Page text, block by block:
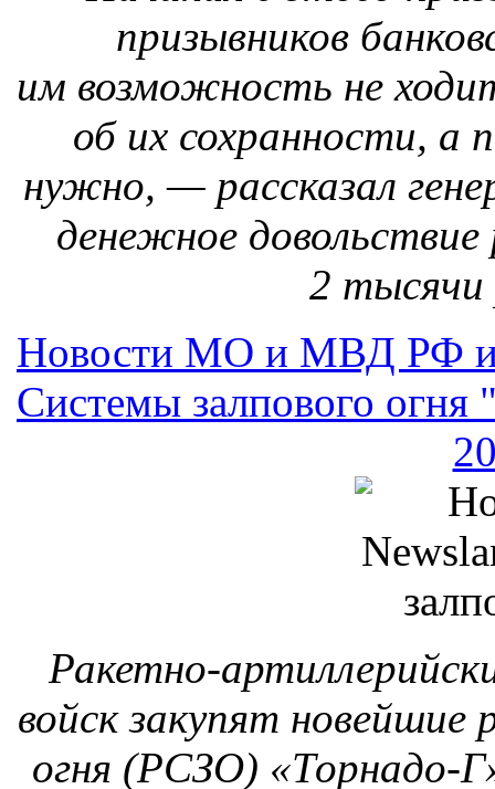
Новости МО и МВД РФ
Системы залпового огня
Ракетно-
войск закупят новейшие
огня (РСЗО) «Торнадо-
сообщил в пятницу
войсками генерал-
Новости МО и МВД РФ
Жалоба